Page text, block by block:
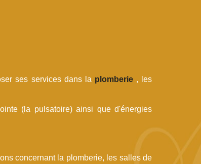
ses services dans la plomberie, les
(la pulsatoire) ainsi que d'énergies
concernant la plomberie, les salles de